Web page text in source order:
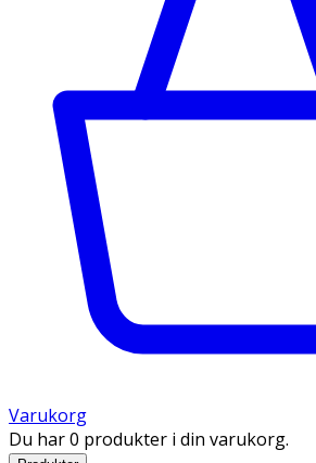
Varukorg
Du har 0 produkter i din varukorg.